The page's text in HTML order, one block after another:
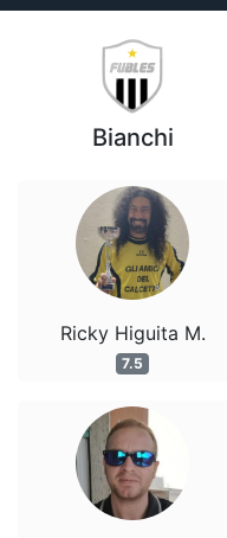
Bianchi
Ricky Higuita M.
7.5